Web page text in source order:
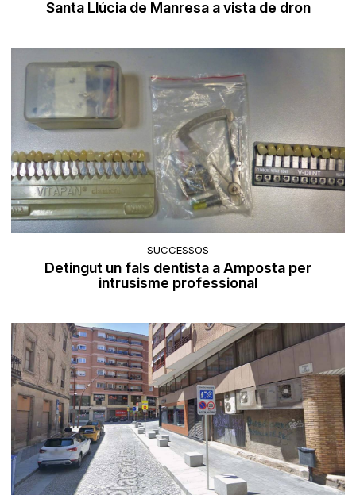
Santa Llúcia de Manresa a vista de dron
SUCCESSOS
Detingut un fals dentista a Amposta per
intrusisme professional